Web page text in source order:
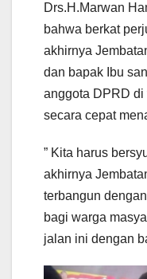
Drs.H.Marwan
bahwa berkat
akhirnya
dan bapak Ibu
anggota DPRD
secara cepat
” Kita harus
akhirnya
terbangun
bagi warga
jalan ini dengan